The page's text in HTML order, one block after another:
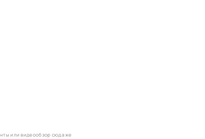
или видеообзор сюда же